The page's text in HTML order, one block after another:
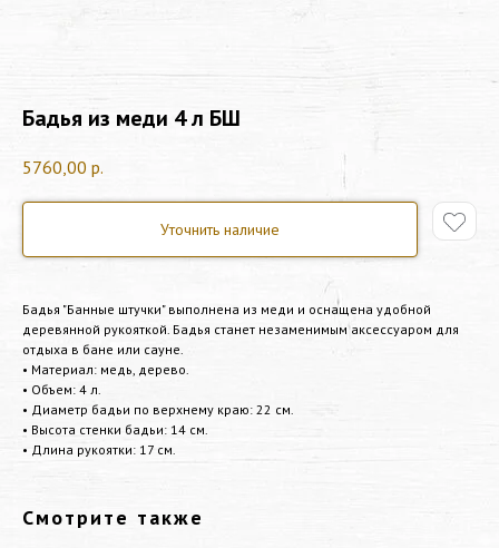
Бадья из меди 4 л БШ
5760,00 р.
Уточнить наличие
Бадья "Банные штучки" выполнена из меди и оснащена удобной
деревянной рукояткой. Бадья станет незаменимым аксессуаром для
отдыха в бане или сауне.
• Материал: медь, дерево.
• Объем: 4 л.
• Диаметр бадьи по верхнему краю: 22 см.
• Высота стенки бадьи: 14 см.
• Длина рукоятки: 17 см.
Смотрите также